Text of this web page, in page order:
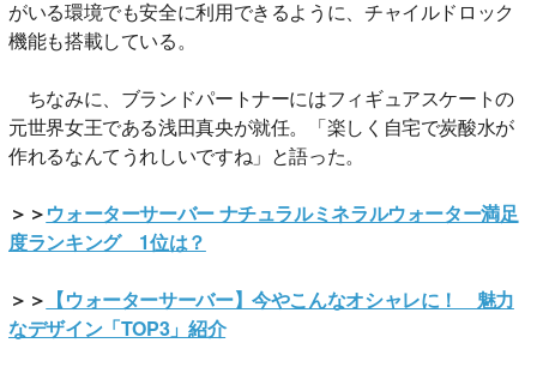
がいる環境でも安全に利用できるように、チャイルドロック
機能も搭載している。
ちなみに、ブランドパートナーにはフィギュアスケートの
元世界女王である浅田真央が就任。「楽しく自宅で炭酸水が
作れるなんてうれしいですね」と語った。
＞＞ウォーターサーバー ナチュラルミネラルウォーター満足
度ランキング 1位は？
＞＞ 【ウォーターサーバー】今やこんなオシャレに！ 魅力
なデザイン「TOP3」紹介